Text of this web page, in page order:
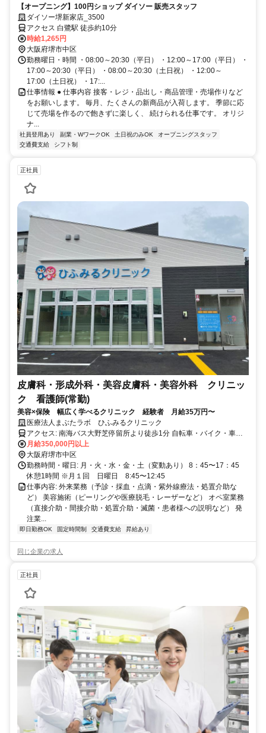
【オープニング】100円ショップ ダイソー 販売スタッフ
ダイソー堺新家店_3500
アクセス 白鷺駅 徒歩約10分
時給1,265円
大阪府堺市中区
勤務曜日・時間 ・08:00～20:30（平日） ・12:00～17:00（平日） ・
17:00～20:30（平日） ・08:00～20:30（土日祝） ・12:00～
17:00（土日祝） ・17:...
仕事情報 ● 仕事内容 接客・レジ・品出し・商品管理・売場作りなど
をお願いします。 毎月、たくさんの新商品が入荷します。 季節に応
じて売場を作るので飽きずに楽しく、 続けられる仕事です。 オリジ
ナ...
社員登用あり 副業・WワークOK 土日祝のみOK
オープニングスタッフ
交通費支給
シフト制
正社員
皮膚科・形成外科・美容皮膚科・美容外科 クリニッ
ク 看護師(常勤)
美容×保険 幅広く学べるクリニック 経験者 月給35万円〜
医療法人まぶたラボ ひふみるクリニック
アクセス: 南海バス大野芝停留所より徒歩1分 自転車・バイク・車通
勤可能
月給350,000円以上
大阪府堺市中区
勤務時間・曜日: 月・火・水・金・土（変動あり） 8：45〜17：45
休憩1時間 ※月１回 日曜日 8:45〜12:45
仕事内容: 外来業務（予診・採血・点滴・紫外線療法・処置介助な
ど） 美容施術（ピーリングや医療脱毛・レーザーなど） オペ室業務
（直接介助・間接介助・処置介助・滅菌・患者様への説明など） 発
注業...
即日勤務OK 固定時間制 交通費支給 昇給あり
同じ企業の求人
正社員